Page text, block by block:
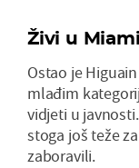
Živi u
Ostao je
mlađim
vidjeti u
stoga još teže
zaboravili.